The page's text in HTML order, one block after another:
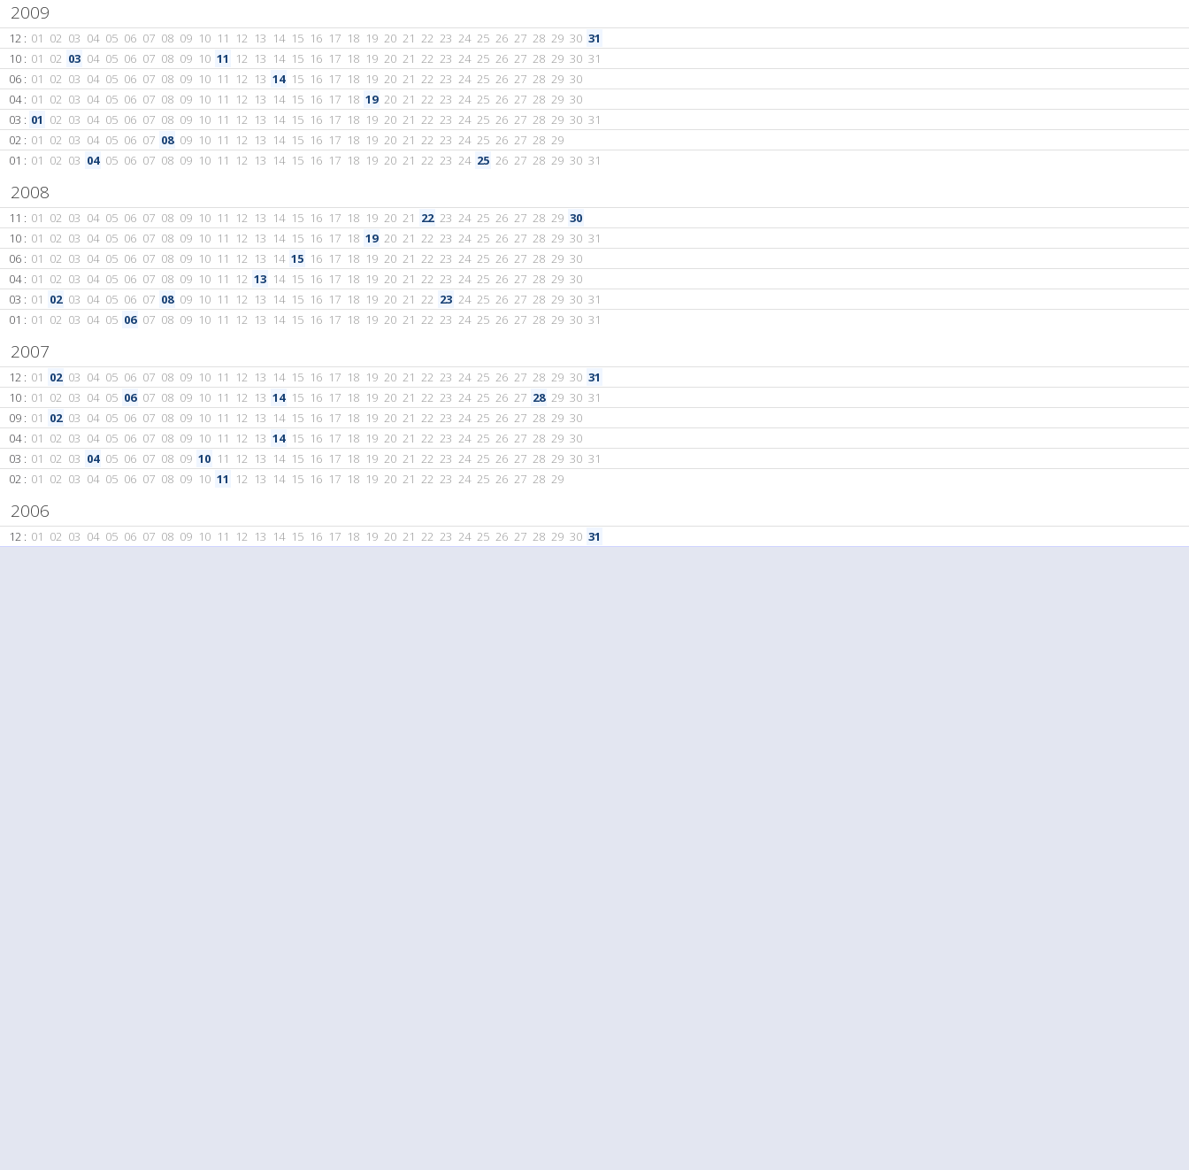
2009
12 : 01 02 03 04 05 06 07 08 09 10 11 12 13 14 15 16 17 18 19 20 21 22 23 24 25 26 27 28 29 30 31
10 : 01 02 03 04 05 06 07 08 09 10 11 12 13 14 15 16 17 18 19 20 21 22 23 24 25 26 27 28 29 30 31
06 : 01 02 03 04 05 06 07 08 09 10 11 12 13 14 15 16 17 18 19 20 21 22 23 24 25 26 27 28 29 30
04 : 01 02 03 04 05 06 07 08 09 10 11 12 13 14 15 16 17 18 19 20 21 22 23 24 25 26 27 28 29 30
03 : 01 02 03 04 05 06 07 08 09 10 11 12 13 14 15 16 17 18 19 20 21 22 23 24 25 26 27 28 29 30 31
02 : 01 02 03 04 05 06 07 08 09 10 11 12 13 14 15 16 17 18 19 20 21 22 23 24 25 26 27 28 29
01 : 01 02 03 04 05 06 07 08 09 10 11 12 13 14 15 16 17 18 19 20 21 22 23 24 25 26 27 28 29 30 31
2008
11 : 01 02 03 04 05 06 07 08 09 10 11 12 13 14 15 16 17 18 19 20 21 22 23 24 25 26 27 28 29 30
10 : 01 02 03 04 05 06 07 08 09 10 11 12 13 14 15 16 17 18 19 20 21 22 23 24 25 26 27 28 29 30 31
06 : 01 02 03 04 05 06 07 08 09 10 11 12 13 14 15 16 17 18 19 20 21 22 23 24 25 26 27 28 29 30
04 : 01 02 03 04 05 06 07 08 09 10 11 12 13 14 15 16 17 18 19 20 21 22 23 24 25 26 27 28 29 30
03 : 01 02 03 04 05 06 07 08 09 10 11 12 13 14 15 16 17 18 19 20 21 22 23 24 25 26 27 28 29 30 31
01 : 01 02 03 04 05 06 07 08 09 10 11 12 13 14 15 16 17 18 19 20 21 22 23 24 25 26 27 28 29 30 31
2007
12 : 01 02 03 04 05 06 07 08 09 10 11 12 13 14 15 16 17 18 19 20 21 22 23 24 25 26 27 28 29 30 31
10 : 01 02 03 04 05 06 07 08 09 10 11 12 13 14 15 16 17 18 19 20 21 22 23 24 25 26 27 28 29 30 31
09 : 01 02 03 04 05 06 07 08 09 10 11 12 13 14 15 16 17 18 19 20 21 22 23 24 25 26 27 28 29 30
04 : 01 02 03 04 05 06 07 08 09 10 11 12 13 14 15 16 17 18 19 20 21 22 23 24 25 26 27 28 29 30
03 : 01 02 03 04 05 06 07 08 09 10 11 12 13 14 15 16 17 18 19 20 21 22 23 24 25 26 27 28 29 30 31
02 : 01 02 03 04 05 06 07 08 09 10 11 12 13 14 15 16 17 18 19 20 21 22 23 24 25 26 27 28 29
2006
12 : 01 02 03 04 05 06 07 08 09 10 11 12 13 14 15 16 17 18 19 20 21 22 23 24 25 26 27 28 29 30 31